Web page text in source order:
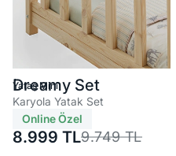
Yataş Mini
Dreamy Set
Karyola Yatak Set
Online Özel
9.749 TL
8.999 TL